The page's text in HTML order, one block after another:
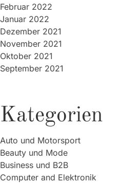
Februar 2022
Januar 2022
Dezember 2021
November 2021
Oktober 2021
September 2021
Kategorien
Auto und Motorsport
Beauty und Mode
Business und B2B
Computer and Elektronik